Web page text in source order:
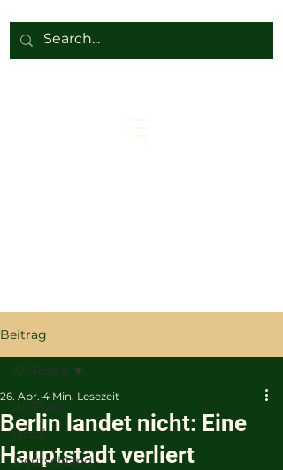
Beitrag
All Posts
israel
Deutschland
All Posts
Berlin landet nicht: Eine
Hauptstadt verliert
26. Apr. 4 Min. Lesezeit